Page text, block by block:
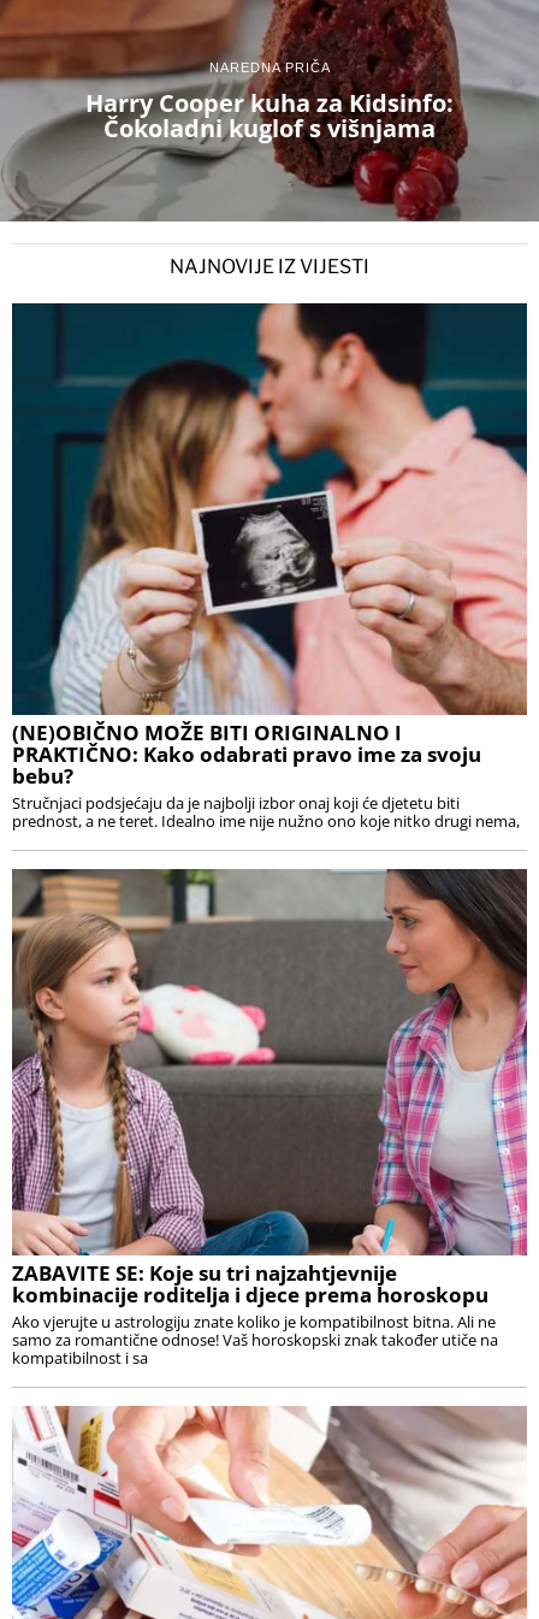
NAREDNA PRIČA
Harry Cooper kuha za Kidsinfo:
Čokoladni kuglof s višnjama
NAJNOVIJE IZ VIJESTI
(NE)OBIČNO MOŽE BITI ORIGINALNO I
PRAKTIČNO: Kako odabrati pravo ime za svoju
bebu?
Stručnjaci podsjećaju da je najbolji izbor onaj koji će djetetu biti
prednost, a ne teret. Idealno ime nije nužno ono koje nitko drugi nema,
ZABAVITE SE: Koje su tri najzahtjevnije
kombinacije roditelja i djece prema horoskopu
Ako vjerujte u astrologiju znate koliko je kompatibilnost bitna. Ali ne
samo za romantične odnose! Vaš horoskopski znak također utiče na
kompatibilnost i sa